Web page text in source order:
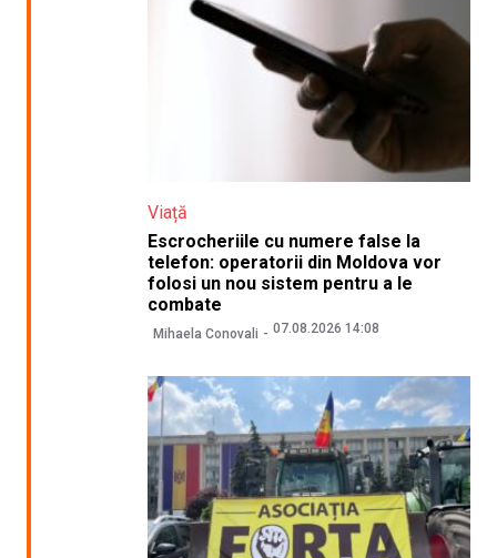
Viață
Escrocheriile cu numere false la
telefon: operatorii din Moldova vor
folosi un nou sistem pentru a le
combate
Mihaela Conovali 07.08.2026 14:08